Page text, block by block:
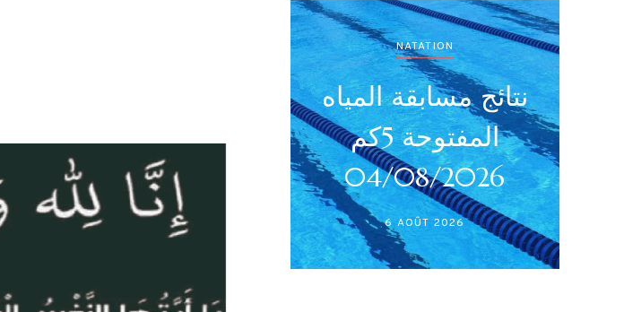
المفتوحة 5كم
04/08/2026
6 AOÛT 2026
NATATION
نتائج بطولة جميع
الأصناف (أداني /
أصاغر/أواسط /
أكابر)
27 JUILLET 2026